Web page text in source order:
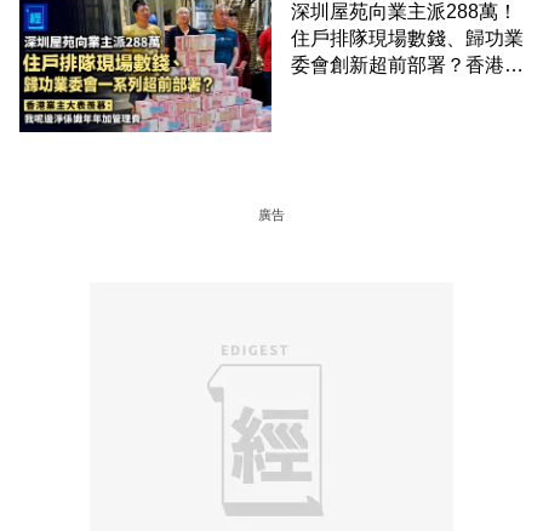
深圳屋苑向業主派288萬！
住戶排隊現場數錢、歸功業
委會創新超前部署？香港業
廣告